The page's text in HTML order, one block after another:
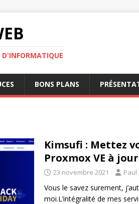
D'INFORMATIQUE
BONS PLANS
Kimsufi : Mettez
Proxmox VE à
23 novembre 2021 Paul
Vous le savez surement,
moi.L’intégralité de mes